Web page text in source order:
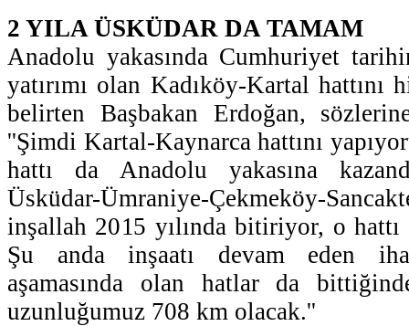
2 YILA ÜSKÜDAR DA TAMAM
Anadolu yakasında Cumhuriyet
yatırımı olan Kadıköy-Kartal hattını
belirten Başbakan Erdoğan,
''Şimdi Kartal-Kaynarca hattını
hattı da Anadolu yakasına
Üsküdar-Ümraniye-Çekmeköy-
inşallah 2015 yılında bitiriyor, o hattı
Şu anda inşaatı devam eden
aşamasında olan hatlar da
uzunluğumuz 708 km olacak.''